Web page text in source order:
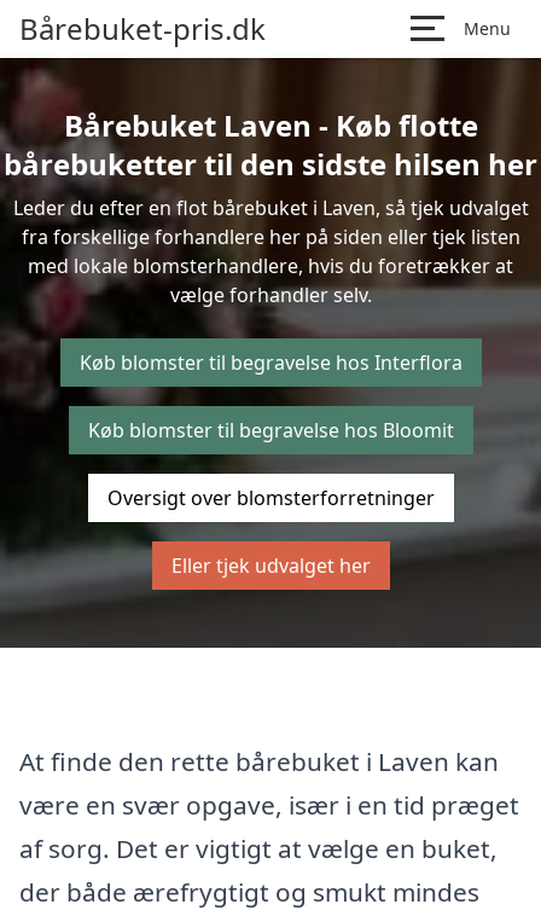
Bårebuket-pris.dk Menu
Bårebuket Laven - Køb flotte
bårebuketter til den sidste hilsen her
Leder du efter en flot bårebuket i Laven, så tjek udvalget
fra forskellige forhandlere her på siden eller tjek listen
med lokale blomsterhandlere, hvis du foretrækker at
vælge forhandler selv.
Køb blomster til begravelse hos Interflora
Køb blomster til begravelse hos Bloomit
Oversigt over blomsterforretninger
Eller tjek udvalget her
At finde den rette bårebuket i Laven kan
være en svær opgave, især i en tid præget
af sorg. Det er vigtigt at vælge en buket,
der både ærefrygtigt og smukt mindes